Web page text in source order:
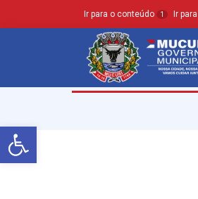
Barra de Ferramentas Aberta
Ir para o conteúdo 1 Ir